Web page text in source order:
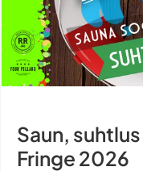
Saun,
Fringe 2026